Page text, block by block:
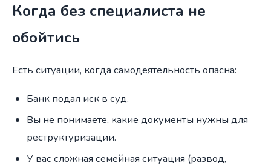
Когда без специалиста не
обойтись
Есть ситуации, когда самодеятельность опасна:
Банк подал иск в суд.
Вы не понимаете, какие документы нужны для
реструктуризации.
У вас сложная семейная ситуация (развод,